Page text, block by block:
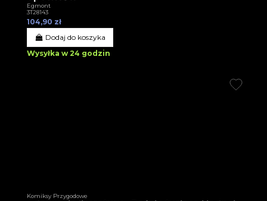
Egmont
3T28143
104,90 zł
Dodaj do koszyka
Wysyłka w 24 godzin
Komiksy Przygodowe